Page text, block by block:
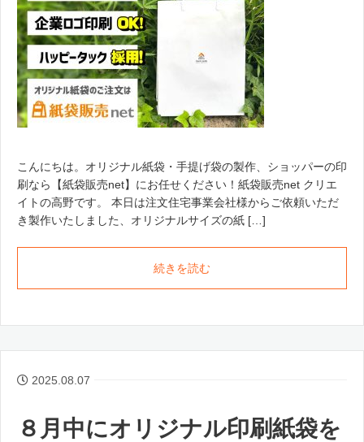
こんにちは。オリジナル紙袋・手提げ袋の製作、ショッパーの印
刷なら【紙袋販売net】にお任せください！紙袋販売net クリエ
イトの高野です。 本日は注文住宅事業会社様からご依頼いただ
き製作いたしました、オリジナルサイズの紙 […]
続きを読む
2025.08.07
８月中にオリジナル印刷紙袋を